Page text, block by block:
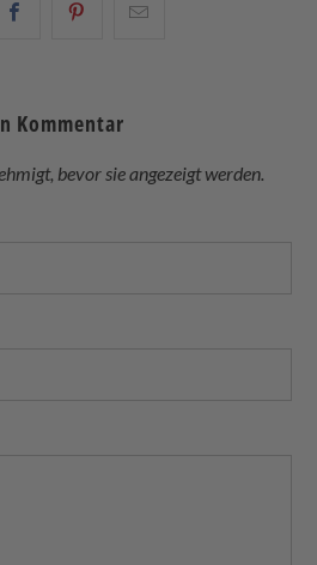
Teilen
Facebook
Teilen
Pinterest
Kommentar
bevor sie angezeigt werden.